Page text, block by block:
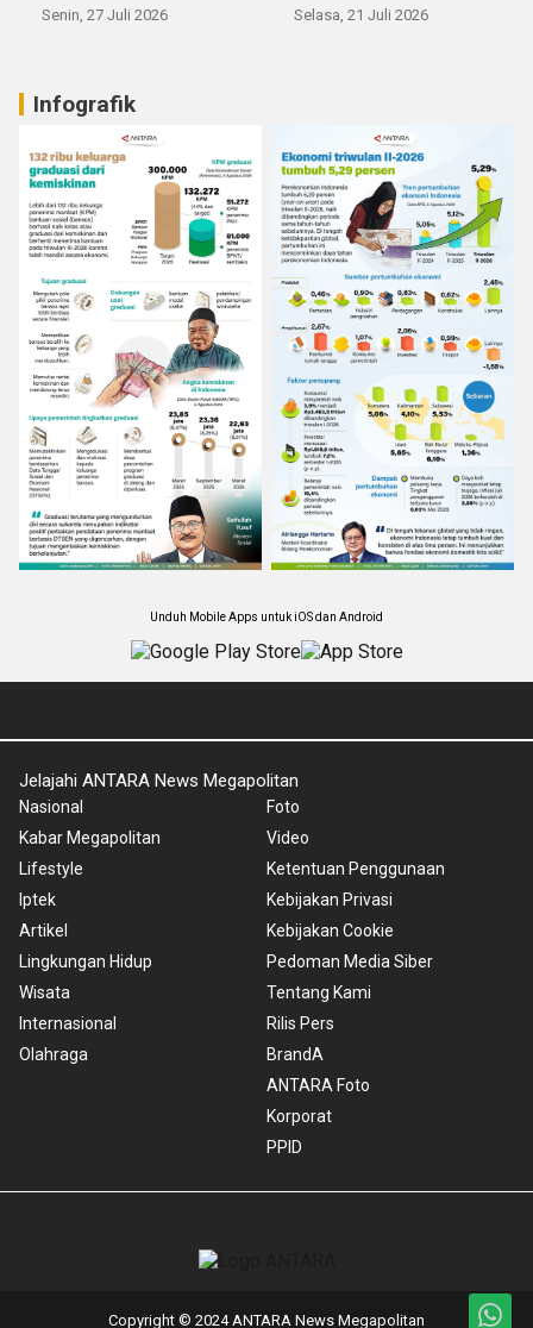
Senin, 27 Juli 2026 Selasa, 21 Juli 2026
Infografik
Unduh Mobile Apps untuk iOS dan Android
Jelajahi ANTARA News Megapolitan
Nasional
Kabar Megapolitan
Lifestyle
Iptek
Artikel
Lingkungan Hidup
Wisata
Internasional
Olahraga
Foto
Video
Ketentuan Penggunaan
Kebijakan Privasi
Kebijakan Cookie
Pedoman Media Siber
Tentang Kami
Rilis Pers
BrandA
ANTARA Foto
Korporat
PPID
Copyright © 2024 ANTARA News Megapolitan